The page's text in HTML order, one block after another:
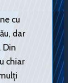
cu
dar
Din
chiar